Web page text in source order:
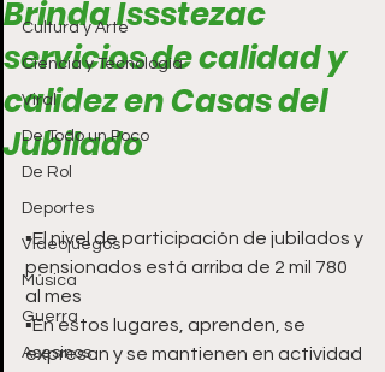
Cultura y Arte
Ciencia y Tecnología
Viral
De Todo un Poco
De Rol
Deportes
Videojuegos
Música
Guerra
Asesinos
Brinda Issstezac
servicios de calidad y
calidez en Casas del
Jubilado
▪️El nivel de participación de jubilados y
pensionados está arriba de 2 mil 780
al mes
▪️En estos lugares, aprenden, se
expresan y se mantienen en actividad